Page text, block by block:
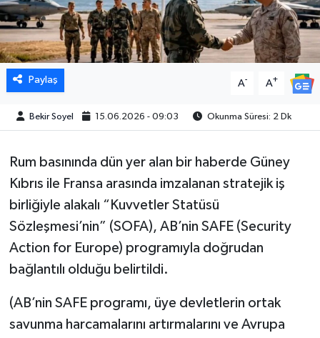
Paylaş A- A+
Bekir Soyel 15.06.2026 - 09:03 Okunma Süresi: 2 Dk
Rum basınında dün yer alan bir haberde Güney
Kıbrıs ile Fransa arasında imzalanan stratejik iş
birliğiyle alakalı “Kuvvetler Statüsü
Sözleşmesi’nin” (SOFA), AB’nin SAFE (Security
Action for Europe) programıyla doğrudan
bağlantılı olduğu belirtildi.
(AB’nin SAFE programı, üye devletlerin ortak
savunma harcamalarını artırmalarını ve Avrupa